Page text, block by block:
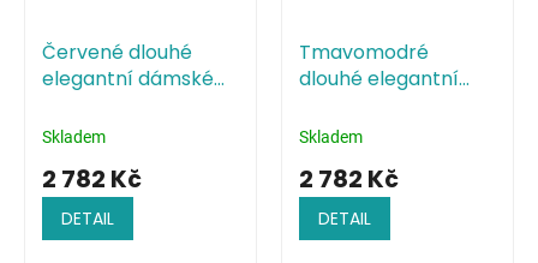
Červené dlouhé
elegantní dámské
rameny
Skladem
2 782 Kč
DETAIL
Tmavomodré
dlouhé elegantní
odhalenými rameny
Skladem
2 782 Kč
DETAIL